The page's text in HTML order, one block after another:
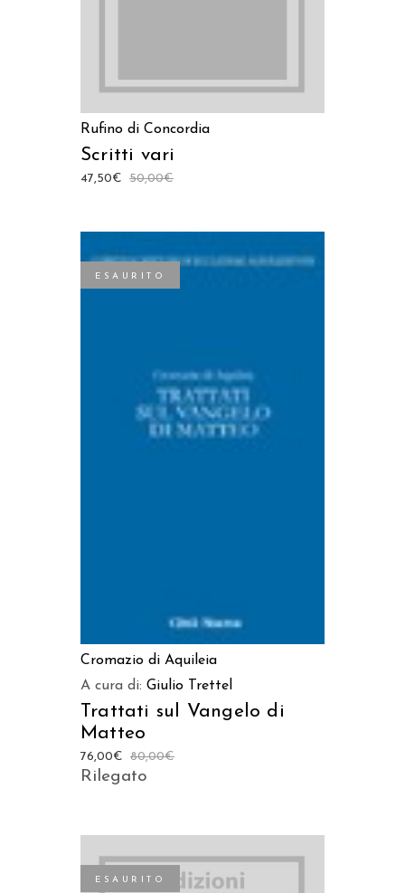
Rufino di Concordia
Scritti vari
50,00€
47,50€
ESAURITO
LEGGI TUTTO
Cromazio di Aquileia
A cura di: Giulio Trettel
Trattati sul Vangelo di
Matteo
80,00€
76,00€
Rilegato
ESAURITO